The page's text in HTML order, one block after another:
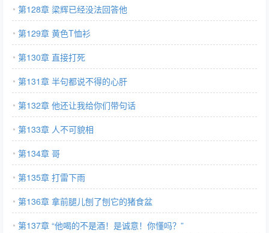
第128章 梁辉已经没法回答他
第129章 黄色T恤衫
第130章 直接打死
第131章 半句都说不得的心肝
第132章 他还让我给你们带句话
第133章 人不可貌相
第134章 哥
第135章 打雷下雨
第136章 拿前腿儿刨了刨它的猪食盆
第137章 “他喝的不是酒！是诚意！你懂吗？”